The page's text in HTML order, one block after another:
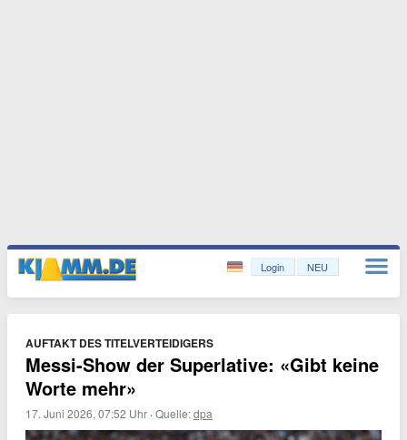
Login NEU
AUFTAKT DES TITELVERTEIDIGERS
Messi-Show der Superlative: «Gibt keine
Worte mehr»
17. Juni 2026, 07:52 Uhr ·Quelle:dpa